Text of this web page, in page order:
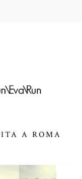
A ROMA